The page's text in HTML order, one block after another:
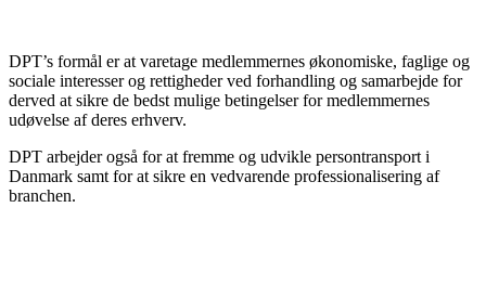
DPT’s formål er at varetage medlemmernes økonomiske, faglige og
sociale interesser og rettigheder ved forhandling og samarbejde for
derved at sikre de bedst mulige betingelser for medlemmernes
udøvelse af deres erhverv.
DPT arbejder også for at fremme og udvikle persontransport i
Danmark samt for at sikre en vedvarende professionalisering af
branchen.